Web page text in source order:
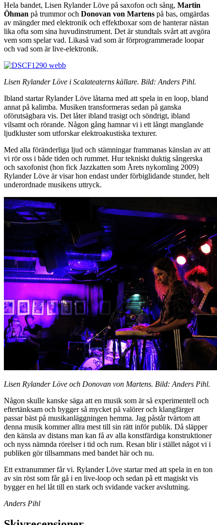
Hela bandet, Lisen Rylander Löve på saxofon och sång, Martin
Öhman på trummor och Donovan von Martens på bas, omgärdas
av mängder med elektronik och effektboxar som de hanterar nästan
lika ofta som sina huvudinstrument. Det är stundtals svårt att avgöra
vem som spelar vad. Likaså vad som är förprogrammerade loopar
och vad som är live-elektronik.
Lisen Rylander Löve i Scalateaterns källare. Bild: Anders Pihl.
Ibland startar Rylander Löve låtarna med att spela in en loop, bland
annat på kalimba. Musiken transformeras sedan på ganska
oförutsägbara vis. Det låter ibland trasigt och söndrigt, ibland
vilsamt och rörande. Någon gång hamnar vi i ett långt manglande
ljudkluster som utforskar elektroakustiska texturer.
Med alla föränderliga ljud och stämningar frammanas känslan av att
vi rör oss i både tiden och rummet. Hur tekniskt duktig sångerska
och saxofonist (hon fick Jazzkatten som Årets nykomling 2009)
Rylander Löve är visar hon endast under förbiglidande stunder, helt
underordnade musikens uttryck.
Lisen Rylander Löve och Donovan von Martens. Bild: Anders Pihl.
Någon skulle kanske säga att en musik som är så experimentell och
eftertänksam och bygger så mycket på valörer och klangfärger
passar bäst på musikanläggningen hemma. Jag påstår tvärtom att
denna musik kommer allra mest till sin rätt inför publik. Då släpper
den känsla av distans man kan få av alla konstfärdiga konstruktioner
och nyss nämnda rörelser i tid och rum. Resan blir i stället något vi i
publiken gör tillsammans med bandet här och nu.
Ett extranummer får vi. Rylander Löve startar med att spela in en ton
av sin röst som får gå i en live-loop och sedan på ett magiskt vis
bygger en hel låt till en stark och svidande vacker avslutning.
Anders Pihl